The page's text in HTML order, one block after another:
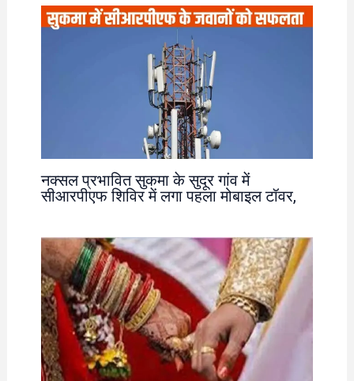
नक्सल प्रभावित सुकमा के सुदूर गांव में
सीआरपीएफ शिविर में लगा पहला मोबाइल टॉवर,